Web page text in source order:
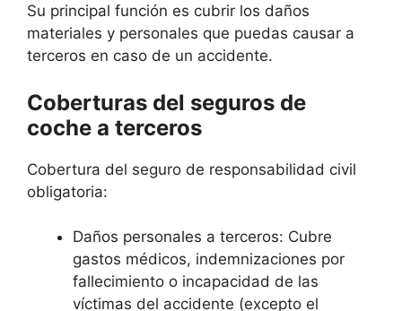
Su principal función es cubrir los daños
materiales y personales que puedas causar a
terceros en caso de un accidente.
Coberturas del seguros de
coche a terceros
Cobertura del seguro de responsabilidad civil
obligatoria:
Daños personales a terceros: Cubre
gastos médicos, indemnizaciones por
fallecimiento o incapacidad de las
víctimas del accidente (excepto el